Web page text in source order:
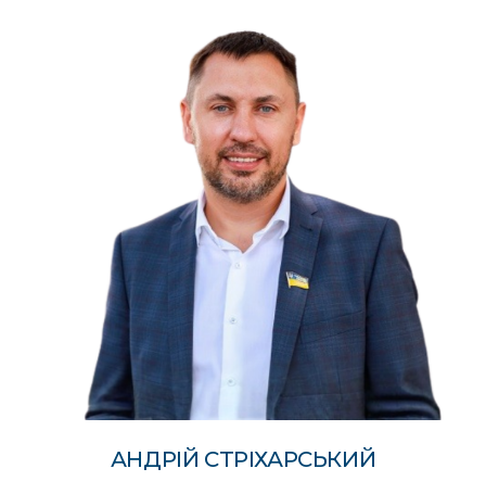
АНДРІЙ СТРІХАРСЬКИЙ